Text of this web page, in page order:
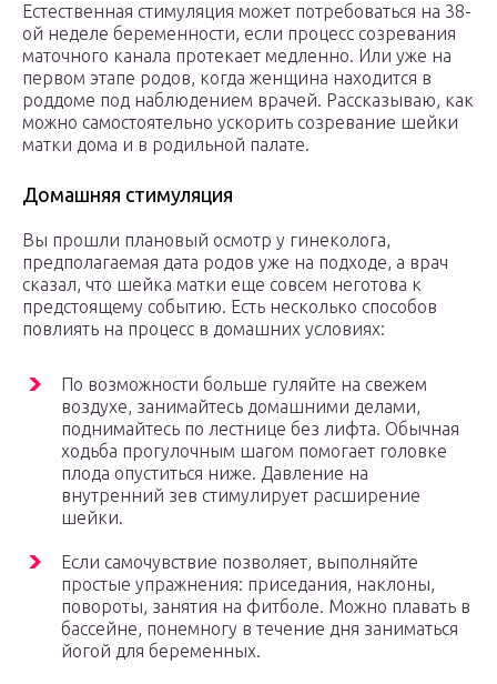
Естественная стимуляция может потребоваться на 38-
ой неделе беременности, если процесс созревания
маточного канала протекает медленно. Или уже на
первом этапе родов, когда женщина находится в
роддоме под наблюдением врачей. Рассказываю, как
можно самостоятельно ускорить созревание шейки
матки дома и в родильной палате.
Домашняя стимуляция
Вы прошли плановый осмотр у гинеколога,
предполагаемая дата родов уже на подходе, а врач
сказал, что шейка матки еще совсем неготова к
предстоящему событию. Есть несколько способов
повлиять на процесс в домашних условиях:
По возможности больше гуляйте на свежем
воздухе, занимайтесь домашними делами,
поднимайтесь по лестнице без лифта. Обычная
ходьба прогулочным шагом помогает головке
плода опуститься ниже. Давление на
внутренний зев стимулирует расширение
шейки.
Если самочувствие позволяет, выполняйте
простые упражнения: приседания, наклоны,
повороты, занятия на фитболе. Можно плавать в
бассейне, понемногу в течение дня заниматься
йогой для беременных.